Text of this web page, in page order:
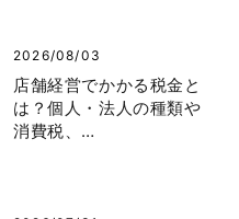
2026/08/03
店舗経営でかかる税金と
は？個人・法人の種類や
消費税、…